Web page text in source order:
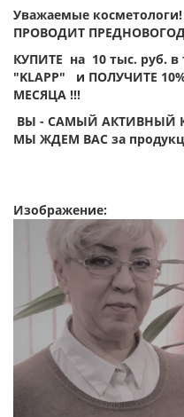
Уважаемые
ПРОВОДИТ
КУПИТЕ на 10 тыс. руб. в
"KLAPP" и ПОЛУЧИТЕ
МЕСЯЦА !!!
ВЫ - САМЫЙ АКТИВНЫЙ
МЫ ЖДЕМ ВАС за
Изображение: